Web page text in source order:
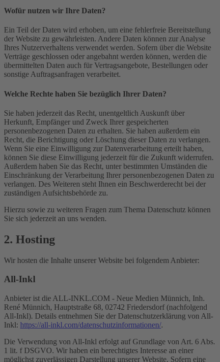
Wofür nutzen wir Ihre Daten?
Ein Teil der Daten wird erhoben, um eine fehlerfreie Bereitstellung
der Website zu gewährleisten. Andere Daten können zur Analyse
Ihres Nutzerverhaltens verwendet werden. Sofern über die Website
Verträge geschlossen oder angebahnt werden können, werden die
übermittelten Daten auch für Vertragsangebote, Bestellungen oder
sonstige Auftragsanfragen verarbeitet.
Welche Rechte haben Sie bezüglich Ihrer Daten?
Sie haben jederzeit das Recht, unentgeltlich Auskunft über
Herkunft, Empfänger und Zweck Ihrer gespeicherten
personenbezogenen Daten zu erhalten. Sie haben außerdem ein
Recht, die Berichtigung oder Löschung dieser Daten zu verlangen.
Wenn Sie eine Einwilligung zur Datenverarbeitung erteilt haben,
können Sie diese Einwilligung jederzeit für die Zukunft widerrufen.
Außerdem haben Sie das Recht, unter bestimmten Umständen die
Einschränkung der Verarbeitung Ihrer personenbezogenen Daten zu
verlangen. Des Weiteren steht Ihnen ein Beschwerderecht bei der
zuständigen Aufsichtsbehörde zu.
Hierzu sowie zu weiteren Fragen zum Thema Datenschutz können
Sie sich jederzeit an uns wenden.
2. Hosting
Wir hosten die Inhalte unserer Website bei folgendem Anbieter:
All-Inkl
Anbieter ist die ALL-INKL.COM - Neue Medien Münnich, Inh.
René Münnich, Hauptstraße 68, 02742 Friedersdorf (nachfolgend
All-Inkl). Details entnehmen Sie der Datenschutzerklärung von All-
Inkl: https://all-inkl.com/datenschutzinformationen/.
Die Verwendung von All-Inkl erfolgt auf Grundlage von Art. 6 Abs.
1 lit. f DSGVO. Wir haben ein berechtigtes Interesse an einer
möglichst zuverlässigen Darstellung unserer Website. Sofern eine